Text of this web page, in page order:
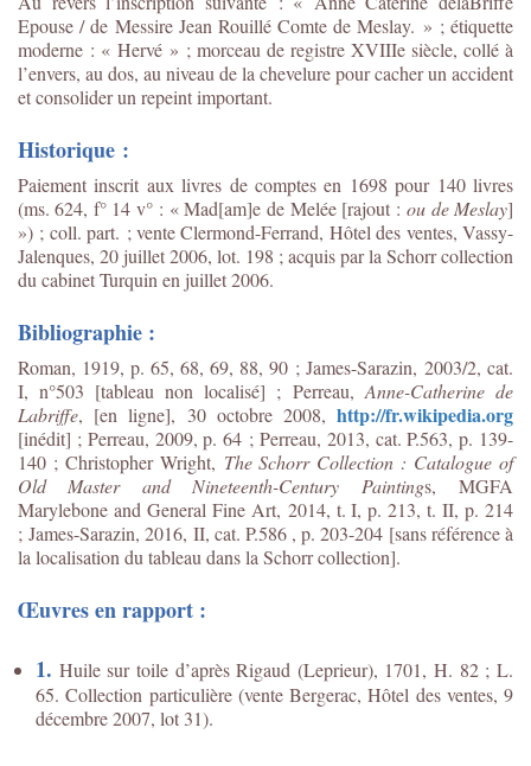
Epouse / de Messire Jean Rouillé Comte de Meslay. » ; étiquette
moderne : « Hervé » ; morceau de registre XVIIIe siècle, collé à
l’envers, au dos, au niveau de la chevelure pour cacher un accident
et consolider un repeint important.
Historique :
Paiement inscrit aux livres de comptes en 1698 pour 140 livres
(ms. 624, f° 14 v° : « Mad[am]e de Melée [rajout :ou de Meslay]
») ; coll. part. ; vente Clermond-Ferrand, Hôtel des ventes, Vassy-
Jalenques, 20 juillet 2006, lot. 198 ; acquis par la Schorr collection
du cabinet Turquin en juillet 2006.
Bibliographie :
Roman, 1919, p. 65, 68, 69, 88, 90 ; James-Sarazin, 2003/2, cat.
I, n°503 [tableau non localisé] ; Perreau, Anne-Catherine de
Labriffe, [en ligne], 30 octobre 2008, http://fr.wikipedia.org
[inédit] ; Perreau, 2009, p. 64 ; Perreau, 2013, cat. P.563, p. 139-
140 ; Christopher Wright, The Schorr Collection : Catalogue of
Old Master and Nineteenth-Century Paintings, MGFA
Marylebone and General Fine Art, 2014, t. I, p. 213, t. II, p. 214
;James-Sarazin, 2016, II, cat. P.586 , p. 203-204 [sans référence à
la localisation du tableau dans la Schorr collection].
Œuvres en rapport :
1. Huile sur toile d’après Rigaud (Leprieur), 1701, H. 82 ; L.
65. Collection particulière (vente Bergerac, Hôtel des ventes, 9
décembre 2007, lot 31).